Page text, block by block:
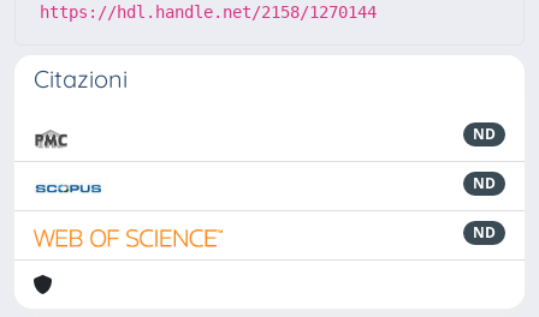
https://hdl.handle.net/2158/1270144
Citazioni
ND
ND
ND